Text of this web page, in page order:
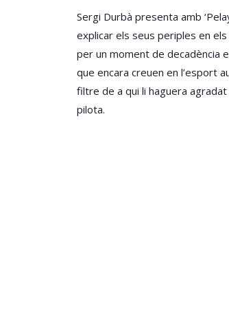
Sergi Durbà presenta amb
explicar els seus periples en
per un moment de decadència
que encara creuen en l’esport
filtre de a qui li haguera
pilota.